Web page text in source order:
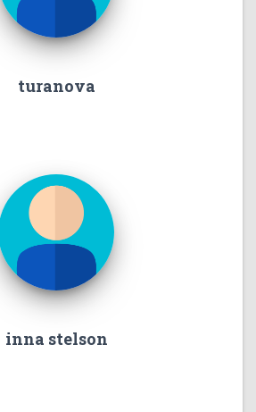
turanova
inna stelson